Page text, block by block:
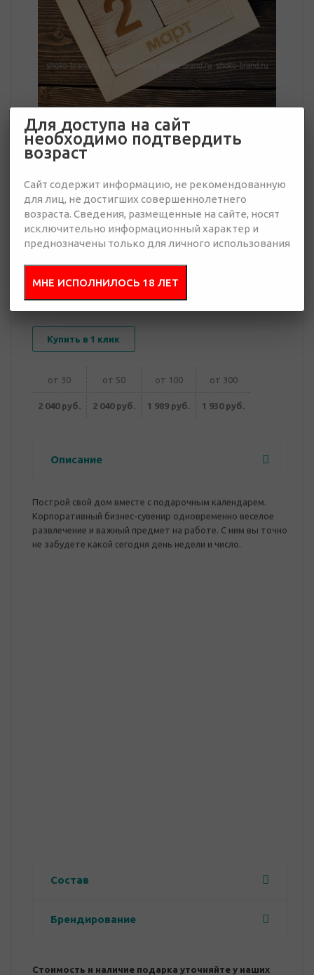
1 930 руб.
Отправить
запрос
презентацию
В корзину
Купить в 1 клик
от 30 от 50 от 100 от 300
2 040 руб. 2 040 руб. 1 989 руб. 1 930 руб.
Описание
Построй свой дом вместе с подарочным календарем.
Корпоративный бизнес-сувенир одновременно веселое
развлечение и важный предмет на работе. С ним вы точно
не забудете какой сегодня день недели и число.
Состав
Брендирование
Стоимость и наличие подарка уточняйте у наших
Для доступа на сайт
необходимо подтвердить
возраст
Сайт содержит информацию, не рекомендованную
для лиц, не достигших совершеннолетнего
возраста. Сведения, размещенные на сайте, носят
исключительно информационный характер и
преднозначены только для личного использования
МНЕ ИСПОЛНИЛОСЬ 18 ЛЕТ